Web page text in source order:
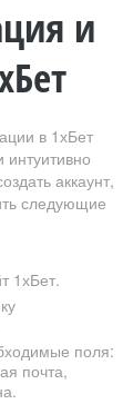
и
в 1хБет
интуитивно
аккаунт,
следующие
1хБет.
поля:
почта,